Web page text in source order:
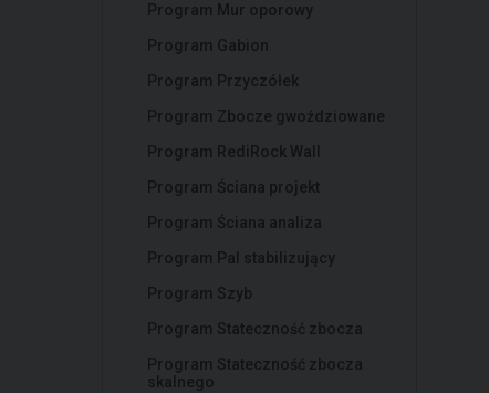
Program Mur oporowy
Program Gabion
Program Przyczółek
Program Zbocze gwoździowane
Program RediRock Wall
Program Ściana projekt
Program Ściana analiza
Program Pal stabilizujący
Program Szyb
Program Stateczność zbocza
Program Stateczność zbocza
skalnego